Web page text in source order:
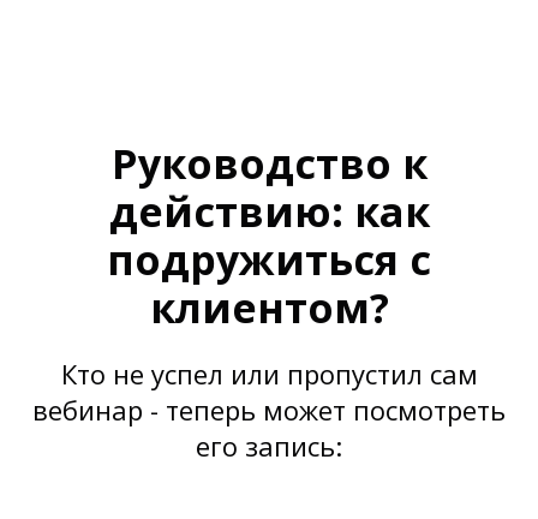
Руководство к
действию: как
подружиться с
клиентом?
Кто не успел или пропустил сам
вебинар - теперь может посмотреть
его запись: